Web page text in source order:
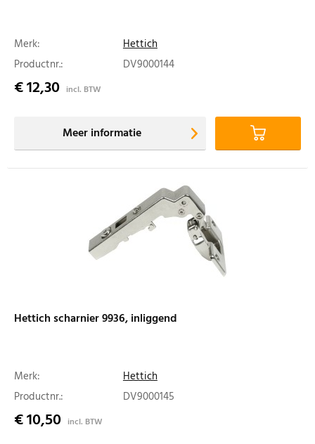
Merk:
Hettich
Productnr.:
DV9000144
€ 12,30 incl. BTW
Meer informatie
Hettich scharnier 9936, inliggend
Merk:
Hettich
Productnr.:
DV9000145
€ 10,50 incl. BTW